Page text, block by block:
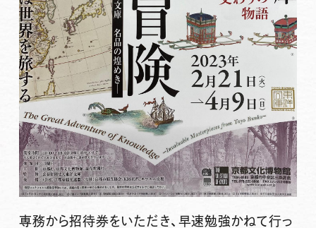
専務から招待券をいただき、早速勉強かねて行っ